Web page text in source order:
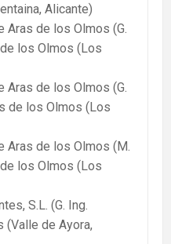
Alicante)
Aras de los Olmos (G.
los Olmos (Los
Aras de los Olmos (G.
de los Olmos (Los
Aras de los Olmos (M.
los Olmos (Los
S.L. (G. Ing.
(Valle de Ayora,